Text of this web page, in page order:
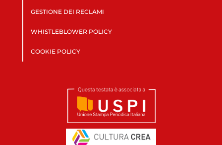
GESTIONE DEI RECLAMI
WHISTLEBLOWER POLICY
COOKIE POLICY